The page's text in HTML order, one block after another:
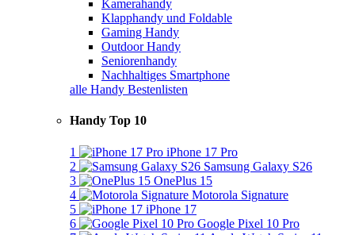
Kamerahandy
Klapphandy und Foldable
Gaming Handy
Outdoor Handy
Seniorenhandy
Nachhaltiges Smartphone
alle Handy Bestenlisten
Handy Top 10
1
iPhone 17 Pro
2
Samsung Galaxy S26
3
OnePlus 15
4
Motorola Signature
5
iPhone 17
6
Google Pixel 10 Pro